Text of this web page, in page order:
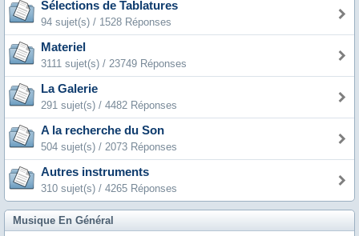
Sélections de Tablatures
94 sujet(s) / 1528 Réponses
Materiel
3111 sujet(s) / 23749 Réponses
La Galerie
291 sujet(s) / 4482 Réponses
A la recherche du Son
504 sujet(s) / 2073 Réponses
Autres instruments
310 sujet(s) / 4265 Réponses
Musique En Général